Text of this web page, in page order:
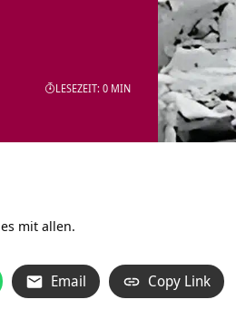
LESEZEIT: 0 MIN
mit allen.
Email Copy Link